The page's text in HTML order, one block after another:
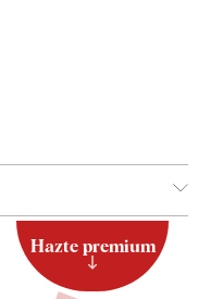
Hazte premium